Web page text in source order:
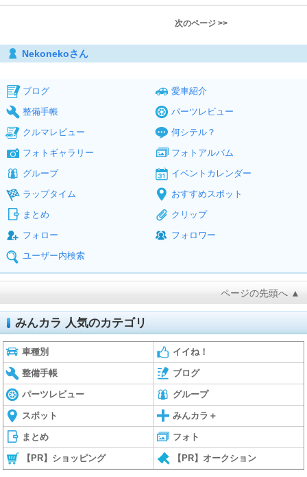
次のページ >>
Nekonekoさん
ブログ
愛車紹介
整備手帳
パーツレビュー
クルマレビュー
何シテル？
フォトギャラリー
フォトアルバム
グループ
イベントカレンダー
ラップタイム
おすすめスポット
まとめ
クリップ
フォロー
フォロワー
ユーザー内検索
ページの先頭へ ▲
みんカラ 人気のカテゴリ
車種別 イイね！
整備手帳 ブログ
パーツレビュー グループ
スポット みんカラ＋
まとめ フォト
【PR】ショッピング 【PR】オークション